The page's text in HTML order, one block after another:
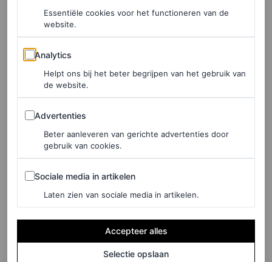
bevat ongeveer 100 calorieën en ongeveer 4 gram vezels,
waardoor ze je lange tijd een vol gevoel geven. Andere
gezondheidsvoordelen van zoete aardappelen zijn:
Gezondheid van de ogen: dankzij hun
bètacaroteengehalte zijn zoete aardappelen een
krachtig middel voor een gezond gezichtsvermogen.
Bètacaroteen is een voorloper van vitamine A, wat
essentieel is voor een goede werking van het
netvlies en het voorkomen van oogziekten zoals
maculadegeneratie.
Immuunsysteem: de overvloed aan vitamine C en
bètacaroteen in zoete aardappelen speelt een
belangrijke rol bij het versterken van het
Essentiële cookies voor het functioneren van de
website.
Analytics
Analytics
Helpt ons bij het beter begrijpen van het gebruik van
de website.
Advertenties
Advertenties
Beter aanleveren van gerichte advertenties door
gebruik van cookies.
Sociale media in artikelen
Sociale media in artikelen
Laten zien van sociale media in artikelen.
Accepteer alles
Selectie opslaan